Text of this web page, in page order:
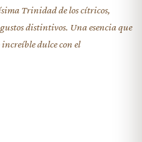
Trinidad de los cítricos,
distintivos. Una esencia que
dulce con el